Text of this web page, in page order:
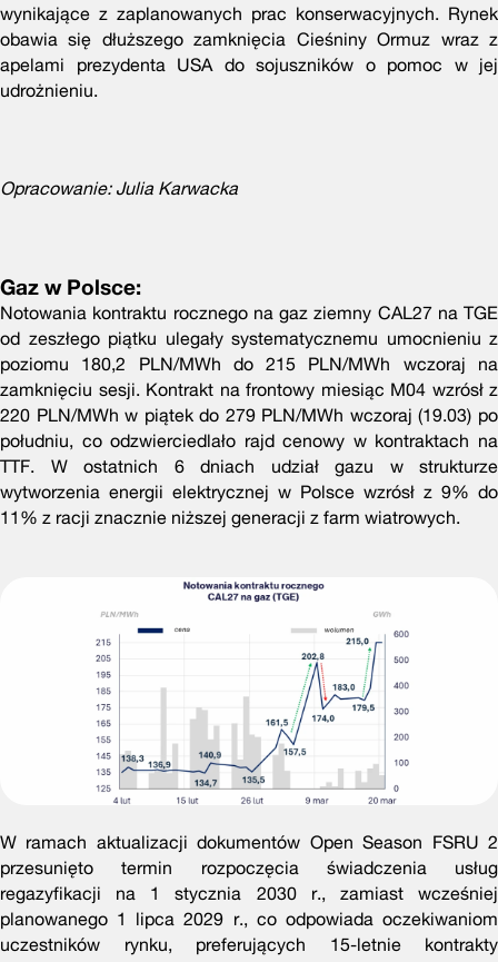
wynikające z zaplanowanych prac konserwacyjnych. Rynek
obawia się dłuższego zamknięcia Cieśniny Ormuz wraz z
apelami prezydenta USA do sojuszników o pomoc w jej
udrożnieniu.
Opracowanie: Julia Karwacka
Gaz w Polsce:
Notowania kontraktu rocznego na gaz ziemny CAL27 na TGE
od zeszłego piątku ulegały systematycznemu umocnieniu z
poziomu 180,2 PLN/MWh do 215 PLN/MWh wczoraj na
zamknięciu sesji. Kontrakt na frontowy miesiąc M04 wzrósł z
220 PLN/MWh w piątek do 279 PLN/MWh wczoraj (19.03) po
południu, co odzwierciedlało rajd cenowy w kontraktach na
TTF. W ostatnich 6 dniach udział gazu w strukturze
wytworzenia energii elektrycznej w Polsce wzrósł z 9% do
11% z racji znacznie niższej generacji z farm wiatrowych.
W ramach aktualizacji dokumentów Open Season FSRU 2
przesunięto termin rozpoczęcia świadczenia usług
regazyfikacji na 1 stycznia 2030 r., zamiast wcześniej
planowanego 1 lipca 2029 r., co odpowiada oczekiwaniom
uczestników rynku, preferujących 15‑letnie kontrakty